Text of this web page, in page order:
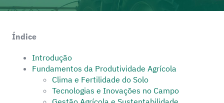
Índice
Introdução
Fundamentos da Produtividade Agrícola
Clima e Fertilidade do Solo
Tecnologias e Inovações no Campo